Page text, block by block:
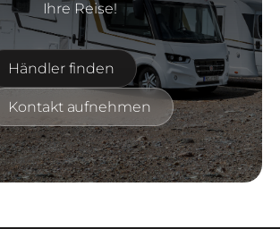
Ihre Reise!
Händler finden
Kontakt aufnehmen